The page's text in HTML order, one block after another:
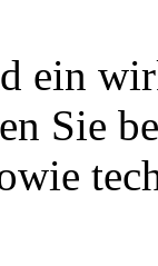
ein
Sie